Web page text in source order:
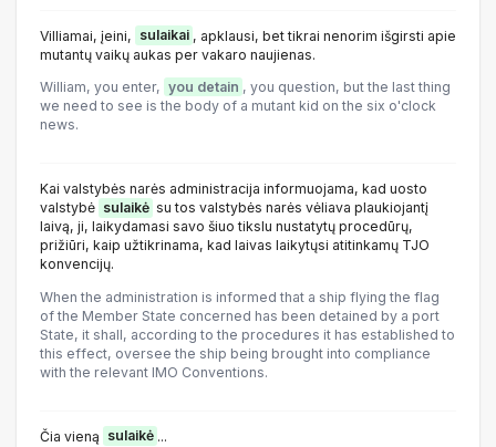
Villiamai, įeini, sulaikai , apklausi, bet tikrai nenorim išgirsti apie
mutantų vaikų aukas per vakaro naujienas.
William, you enter, you detain , you question, but the last thing
we need to see is the body of a mutant kid on the six o'clock
news.
Kai valstybės narės administracija informuojama, kad uosto
valstybė sulaikė su tos valstybės narės vėliava plaukiojantį
laivą, ji, laikydamasi savo šiuo tikslu nustatytų procedūrų,
prižiūri, kaip užtikrinama, kad laivas laikytųsi atitinkamų TJO
konvencijų.
When the administration is informed that a ship flying the flag
of the Member State concerned has been detained by a port
State, it shall, according to the procedures it has established to
this effect, oversee the ship being brought into compliance
with the relevant IMO Conventions.
Čia vieną sulaikė ...